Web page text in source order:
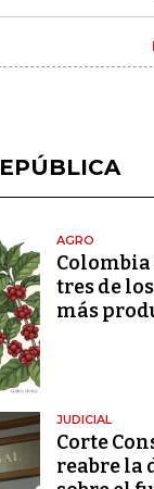
AGRO
Colombia
tres de
más
JUDICIAL
Corte
reabre la